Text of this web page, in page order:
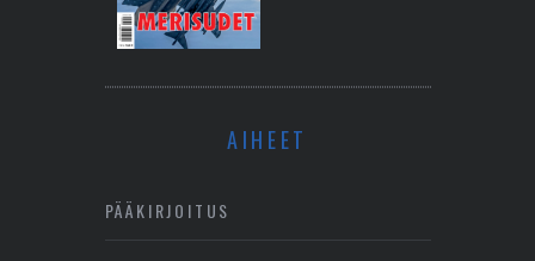
AIHEET
PÄÄKIRJOITUS